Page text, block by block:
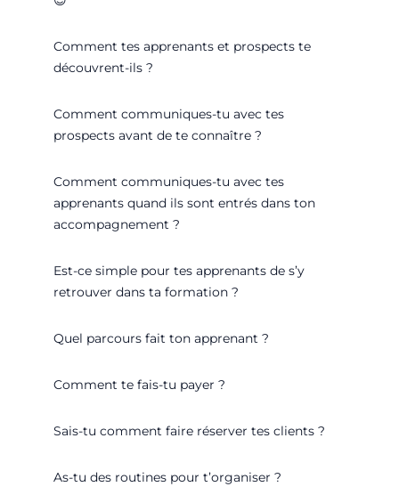
Comment tes apprenants et prospects te
découvrent-ils ?
Comment communiques-tu avec tes
prospects avant de te connaître ?
Comment communiques-tu avec tes
apprenants quand ils sont entrés dans ton
accompagnement ?
Est-ce simple pour tes apprenants de s’y
retrouver dans ta formation ?
Quel parcours fait ton apprenant ?
Comment te fais-tu payer ?
Sais-tu comment faire réserver tes clients ?
As-tu des routines pour t’organiser ?